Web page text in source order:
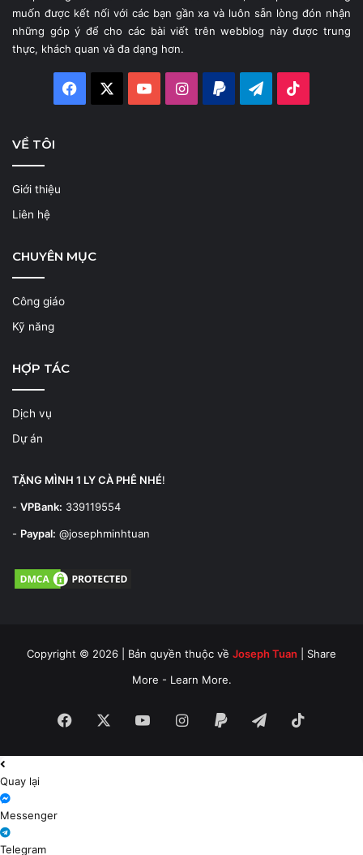
muốn được kết nối với các bạn gần xa và luôn sẵn lòng đón nhận
những góp ý để cho các bài viết trên webblog này được trung
thực, khách quan và đa dạng hơn.
Facebook YouTubeInstagram
Paypal Telegram
VỀ TÔI
Giới thiệu
Liên hệ
CHUYÊN MỤC
Công giáo
Kỹ năng
HỢP TÁC
Dịch vụ
Dự án
TẶNG MÌNH 1 LY CÀ PHÊ NHÉ!
- VPBank: 339119554
- Paypal: @josephminhtuan
Copyright © 2026 | Bản quyền thuộc về Joseph Tuan | Share
More - Learn More.
Facebook YouTubeInstagram
Paypal Telegram
Quay lại
Messenger
Telegram